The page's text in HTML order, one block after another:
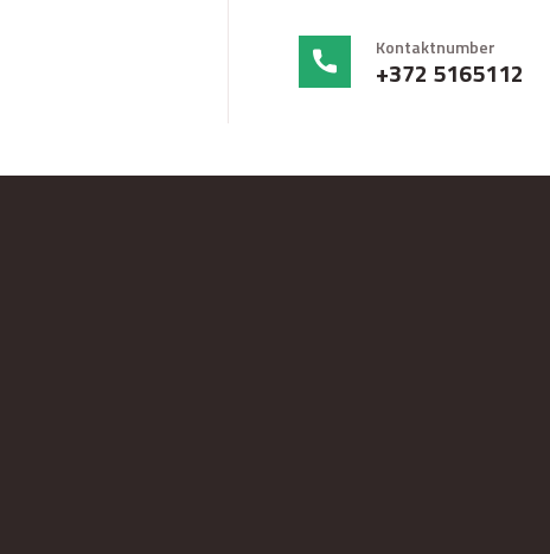
Kontaktnumber
+372 5165112